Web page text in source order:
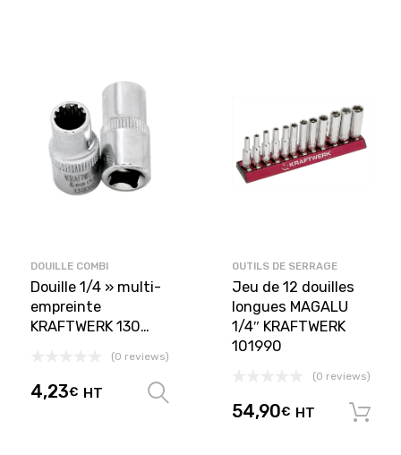
DOUILLE COMBI
Douille 1/4 » multi-
empreinte
KRAFTWERK 130…
(0 reviews)
4,23€ HT
OUTILS DE SERRAGE
Jeu de 12 douilles
longues MAGALU
1/4″ KRAFTWERK
101990
(0 reviews)
54,90€ HT